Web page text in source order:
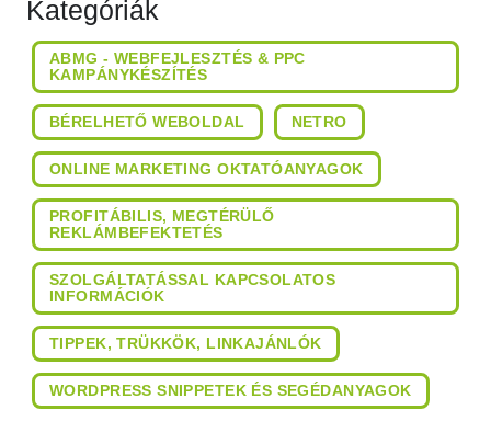
Kategóriák
ABMG - WEBFEJLESZTÉS & PPC
KAMPÁNYKÉSZÍTÉS
BÉRELHETŐ WEBOLDAL NETRO
ONLINE MARKETING OKTATÓANYAGOK
PROFITÁBILIS, MEGTÉRÜLŐ
REKLÁMBEFEKTETÉS
SZOLGÁLTATÁSSAL KAPCSOLATOS
INFORMÁCIÓK
TIPPEK, TRÜKKÖK, LINKAJÁNLÓK
WORDPRESS SNIPPETEK ÉS SEGÉDANYAGOK